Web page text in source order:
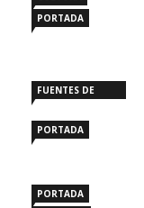
PORTADA
FUENTES DE
PORTADA
PORTADA